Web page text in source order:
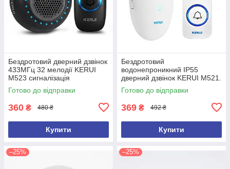
Бездротовий дверний дзвінок
433МГц 32 мелодії KERUI
M523 сигналізація
Готово до відправки
360 ₴ 480 ₴
Купити
Бездротовий
водонепроникний IP55
дверний дзвінок KERUI M521.
Білий.
Готово до відправки
369 ₴ 492 ₴
Купити
–25% –25%